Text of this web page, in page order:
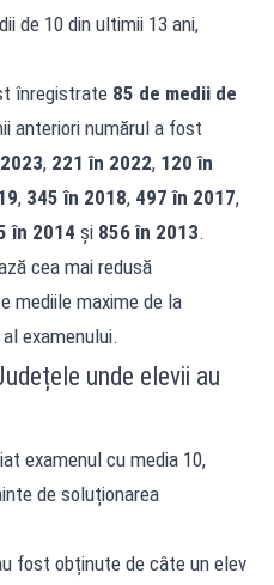
de 10 din ultimii 13 ani,
înregistrate 85 de medii de
anteriori numărul a fost
, 221 în 2022, 120 în
, 345 în 2018, 497 în 2017,
în 2014 și 856 în 2013.
cea mai redusă
mediile maxime de la
examenului.
unde elevii au
examenul cu media 10,
de soluționarea
fost obținute de câte un elev